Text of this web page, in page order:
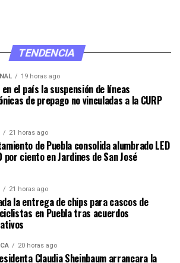
TENDENCIA
19 horas ago
el país la suspensión de líneas
de prepago no vinculadas a la CURP
21 horas ago
de Puebla consolida alumbrado LED
por ciento en Jardines de San José
21 horas ago
la entrega de chips para cascos de
en Puebla tras acuerdos
20 horas ago
Claudia Sheinbaum arrancara la